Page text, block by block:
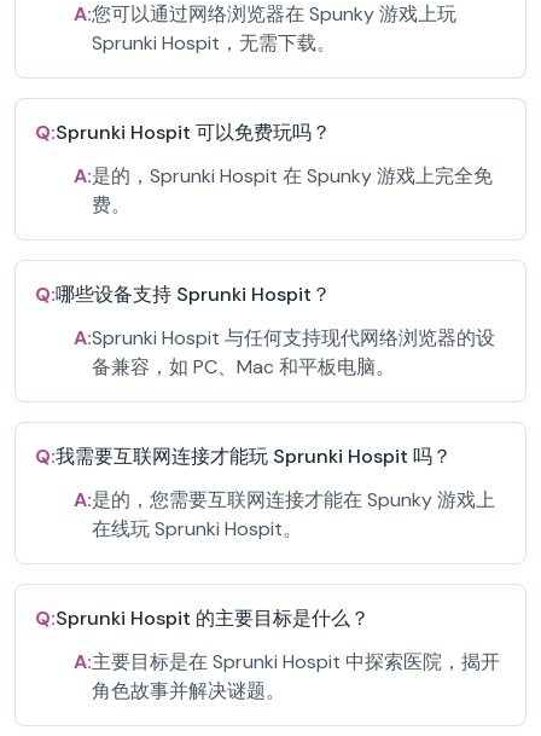
A:您可以通过网络浏览器在 Spunky 游戏上玩
Sprunki Hospit，无需下载。
Q:Sprunki Hospit 可以免费玩吗？
A:是的，Sprunki Hospit 在 Spunky 游戏上完全免
费。
Q:哪些设备支持 Sprunki Hospit？
A:Sprunki Hospit 与任何支持现代网络浏览器的设
备兼容，如 PC、Mac 和平板电脑。
Q:我需要互联网连接才能玩 Sprunki Hospit 吗？
A:是的，您需要互联网连接才能在 Spunky 游戏上
在线玩 Sprunki Hospit。
Q:Sprunki Hospit 的主要目标是什么？
A:主要目标是在 Sprunki Hospit 中探索医院，揭开
角色故事并解决谜题。